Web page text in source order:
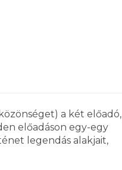
a két előadó,
előadáson egy-egy
legendás alakjait,